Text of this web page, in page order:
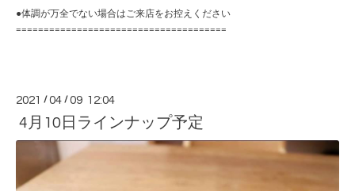
●体調が万全でない場合はご来店をお控えください
======================================
2021 /04 /09 12:04
4月10日ラインナップ予定